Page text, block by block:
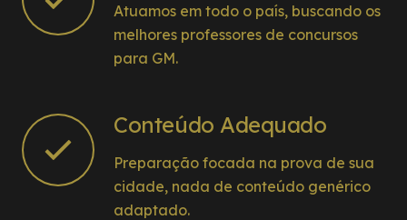
Atuamos em todo o país, buscando os
melhores professores de concursos
para GM.
Conteúdo Adequado
Preparação focada na prova de sua
cidade, nada de conteúdo genérico
adaptado.